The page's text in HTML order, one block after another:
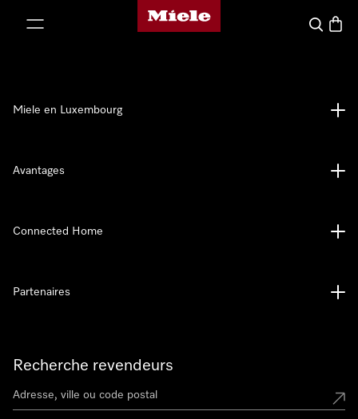
Page d'accueil de Miele
Panier
Recherche revendeurs
Miele en Luxembourg
Avantages
Connected Home
Partenaires